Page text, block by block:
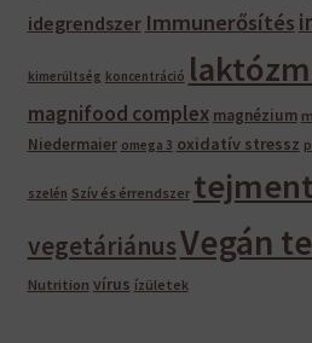
idegrendszer Immunerősítés
kimerültség koncentráció
magnifood complex magnézium
Niedermaier omega 3 oxidatív stressz
szelén Szív és érrendszer
vegetáriánusVegán
Nutrition vírus ízületek